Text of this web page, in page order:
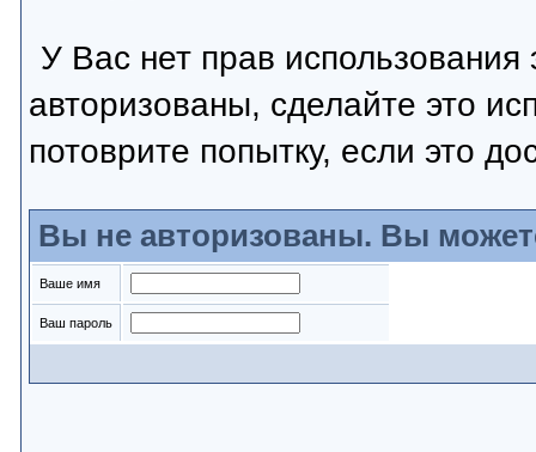
У Вас нет прав
авторизованы, сделайте это
потоврите попытку, если это
Вы не авторизованы. Вы
Ваше имя
Ваш пароль